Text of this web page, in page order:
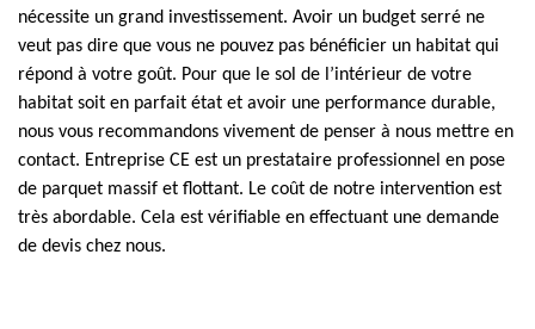
nécessite un grand investissement. Avoir un budget serré ne
veut pas dire que vous ne pouvez pas bénéficier un habitat qui
répond à votre goût. Pour que le sol de l’intérieur de votre
habitat soit en parfait état et avoir une performance durable,
nous vous recommandons vivement de penser à nous mettre en
contact. Entreprise CE est un prestataire professionnel en pose
de parquet massif et flottant. Le coût de notre intervention est
très abordable. Cela est vérifiable en effectuant une demande
de devis chez nous.